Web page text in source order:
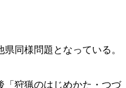
同様問題となっている。
「狩猟のはじめかた・つづ